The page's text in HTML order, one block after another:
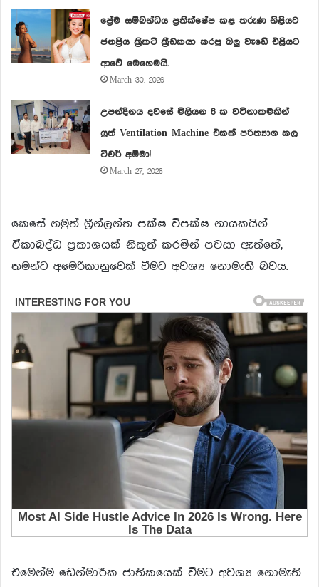
ප්‍රේම සම්බන්ධය ප්‍රතික්ෂේප කළ තරුණ නිළියට
ජනප්‍රිය ක්‍රිකට් ක්‍රීඩකයා කරපු බලු වැඩේ එළියට
ආවේ මෙහෙමයි.
March 30, 2026
උපන්දිනය දවසේ මිලියන 6 ක වටිනාකමකින්
යුත් Ventilation Machine එකක් පරිත්‍යාග කල
ටීචර් අම්මා!
March 27, 2026
කෙසේ නමුත් ග්‍රීන්ලන්ත පක්ෂ විපක්ෂ නායකයින්
ඒකාබද්ධ ප්‍රකාශයක් නිකුත් කරමින් පවසා ඇත්තේ,
තමන්ට අමෙරිකානුවෙක් වීමට අවශ්‍ය නොමැති බවය.
එමෙන්ම ඩෙන්මාර්ක ජාතිකයෙක් වීමට අවශ්‍ය නොමැති